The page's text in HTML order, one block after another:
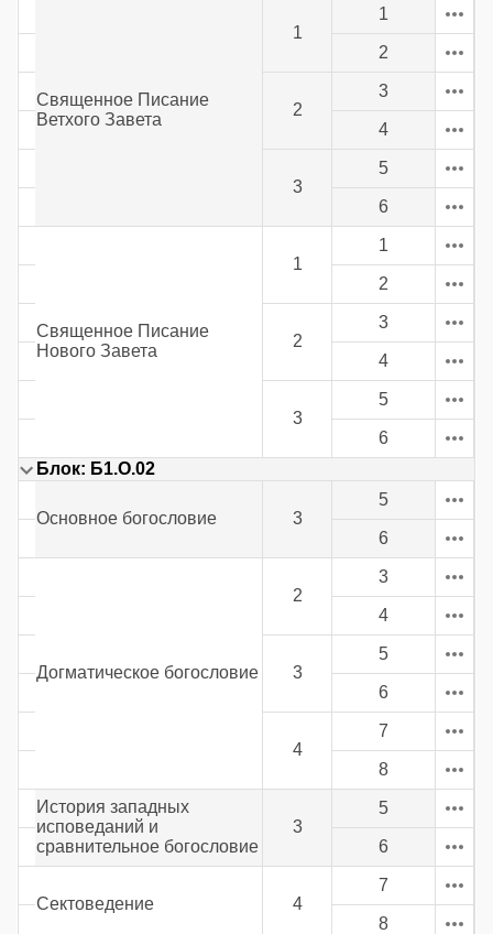
Священное Писание
Ветхого Завета
1
1
2
2
3
4
3
5
6
Священное Писание
Нового Завета
1
1
2
2
3
4
3
5
6
Блок: Б1.О.02
Основное богословие 3
5
6
Догматическое богословие
2
3
4
3
5
6
4
7
8
История западных
исповеданий и
сравнительное богословие
3
5
6
Сектоведение 4
7
8